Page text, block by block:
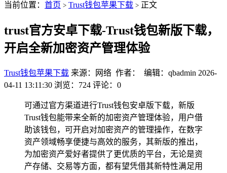
当前位置： 首页 > Trust钱包苹果下载 > 正文
trust官方安卓下载-Trust钱包新版下载，
开启全新加密资产管理体验
Trust钱包苹果下载 来源：网络 作者： 编辑：qbadmin 2026-
04-11 13:11:30 浏览：724 评论：0
可通过官方渠道进行Trust钱包安卓版下载，新版
Trust钱包能带来全新的加密资产管理体验，用户借
助该钱包，可开启对加密资产的管理操作，在数字
资产领域畅享便捷与高效的服务，其新版的推出，
为加密资产爱好者提供了更优质的平台，无论是资
产存储、交易等方面，都有望凭借其新特性满足用